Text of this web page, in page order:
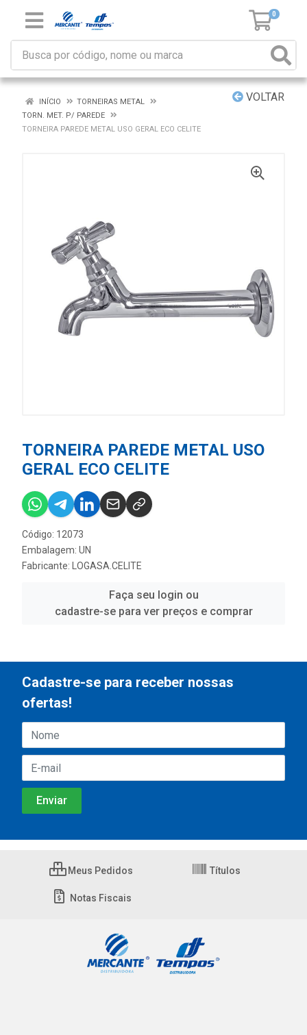
0
VOLTAR
INÍCIO
TORNEIRAS METAL
TORN. MET. P/ PAREDE
TORNEIRA PAREDE METAL USO GERAL ECO CELITE
TORNEIRA PAREDE METAL USO
GERAL ECO CELITE
Código: 12073
Embalagem: UN
Fabricante:
LOGASA.CELITE
Faça seu login ou
cadastre-se para ver preços e comprar
Cadastre-se para receber nossas
ofertas!
Meus Pedidos Títulos
Notas Fiscais